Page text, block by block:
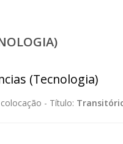
(Tecnologia)
- Título: